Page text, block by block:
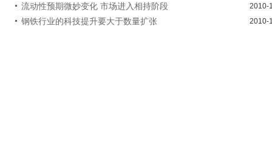
流动性预期微妙变化 市场进入相持阶段 2010-
钢铁行业的科技提升要大于数量扩张 2010-